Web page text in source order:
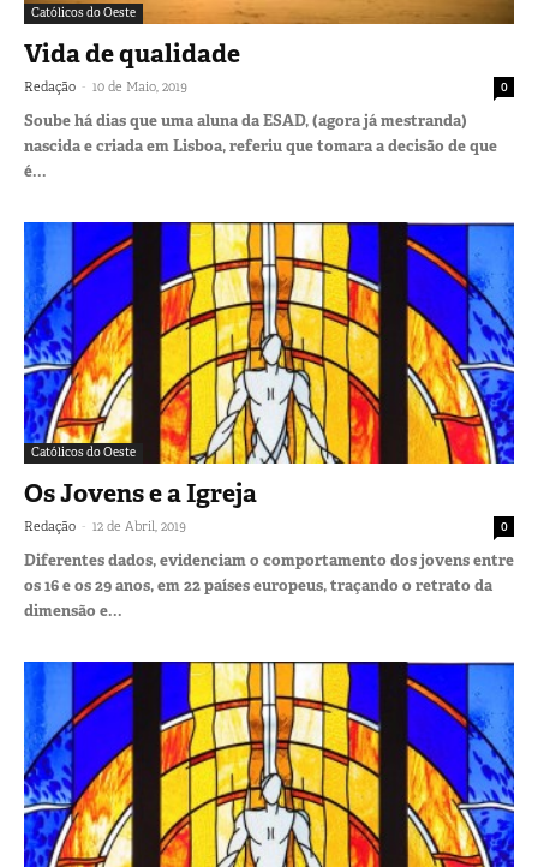
Católicos do Oeste
Vida de qualidade
Redação - 10 de Maio, 2019 0
Soube há dias que uma aluna da ESAD, (agora já mestranda)
nascida e criada em Lisboa, referiu que tomara a decisão de que
é...
Católicos do Oeste
Os Jovens e a Igreja
Redação - 12 de Abril, 2019 0
Diferentes dados, evidenciam o comportamento dos jovens entre
os 16 e os 29 anos, em 22 países europeus, traçando o retrato da
dimensão e...